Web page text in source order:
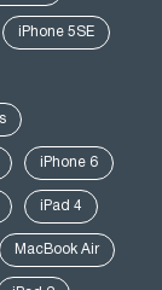
iPhone 5SE
iPhone 6
iPad 4
MacBook Air